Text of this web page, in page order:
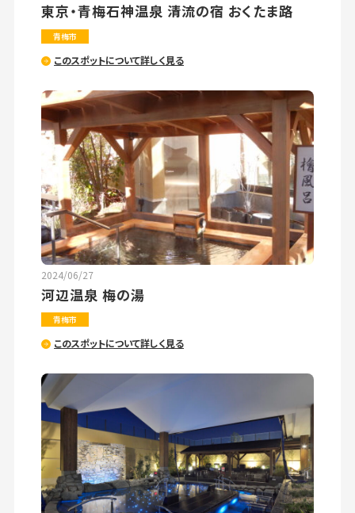
東京・青梅石神温泉 清流の宿 おくたま路
青梅市
このスポットについて詳しく見る
2024/06/27
河辺温泉 梅の湯
青梅市
このスポットについて詳しく見る